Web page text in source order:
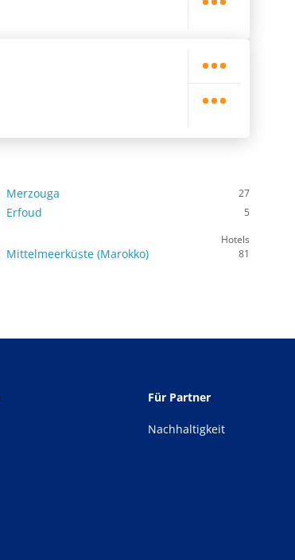
Merzouga 27
Erfoud 5
Hotels
Mittelmeerküste (Marokko) 81
Für Partner
Nachhaltigkeit